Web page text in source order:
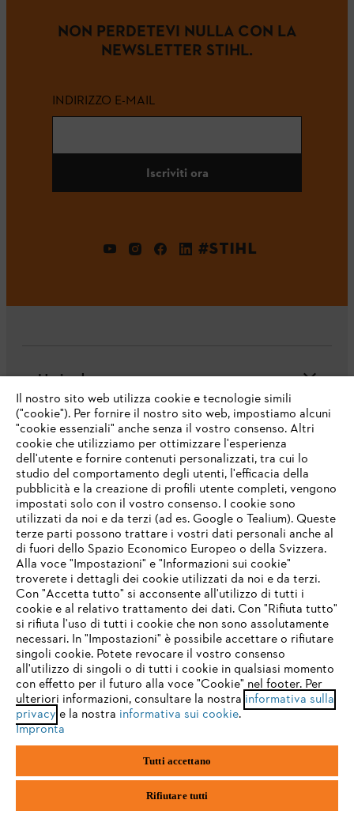
NON PERDETEVI NULLA CON LA
NEWSLETTER STIHL.
INDIRIZZO E-MAIL
Iscriviti ora
#STIHL
L'azienda
Domande frequenti
Assistenza
Protezione dati Nota legale Cookies
Informazioni legali
STIHL VERTRIEBS AG, 8617 Mönchaltorf
IHR BROWSER WIRD NICHT
UNTERSTÜTZT
Sie nutzen einen Browser, den wir noch nicht unterstützen. Für
eine optimale Nutzung unserer Seite empfehlen wir Ihnen, zu
einem der folgenden Browser zu wechseln:
firefox chrome
safari edge
Il nostro sito web utilizza cookie e tecnologie simili
("cookie"). Per fornire il nostro sito web, impostiamo alcuni
"cookie essenziali" anche senza il vostro consenso. Altri
cookie che utilizziamo per ottimizzare l'esperienza
dell'utente e fornire contenuti personalizzati, tra cui lo
studio del comportamento degli utenti, l'efficacia della
pubblicità e la creazione di profili utente completi, vengono
impostati solo con il vostro consenso. I cookie sono
utilizzati da noi e da terzi (ad es. Google o Tealium). Queste
terze parti possono trattare i vostri dati personali anche al
di fuori dello Spazio Economico Europeo o della Svizzera.
Alla voce "Impostazioni" e "Informazioni sui cookie"
troverete i dettagli dei cookie utilizzati da noi e da terzi.
Con "Accetta tutto" si acconsente all'utilizzo di tutti i
cookie e al relativo trattamento dei dati. Con "Rifiuta tutto"
si rifiuta l'uso di tutti i cookie che non sono assolutamente
necessari. In "Impostazioni" è possibile accettare o rifiutare
singoli cookie. Potete revocare il vostro consenso
all'utilizzo di singoli o di tutti i cookie in qualsiasi momento
con effetto per il futuro alla voce "Cookie" nel footer. Per
ulteriori informazioni, consultare la nostra informativa sulla
privacy e la nostra informativa sui cookie.
Impronta
Tutti accettano
Rifiutare tutti